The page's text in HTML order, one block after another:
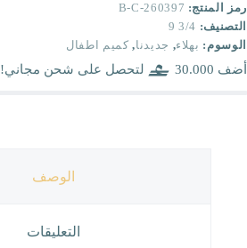
رمز المنتج: B-C-260397
التصنيف: 3/4 9
الوسوم: بهلاء, جديدنا, كميم اطفال
أضف 30.000 لتحصل على شحن مجاني!
الوصف
التعليقات